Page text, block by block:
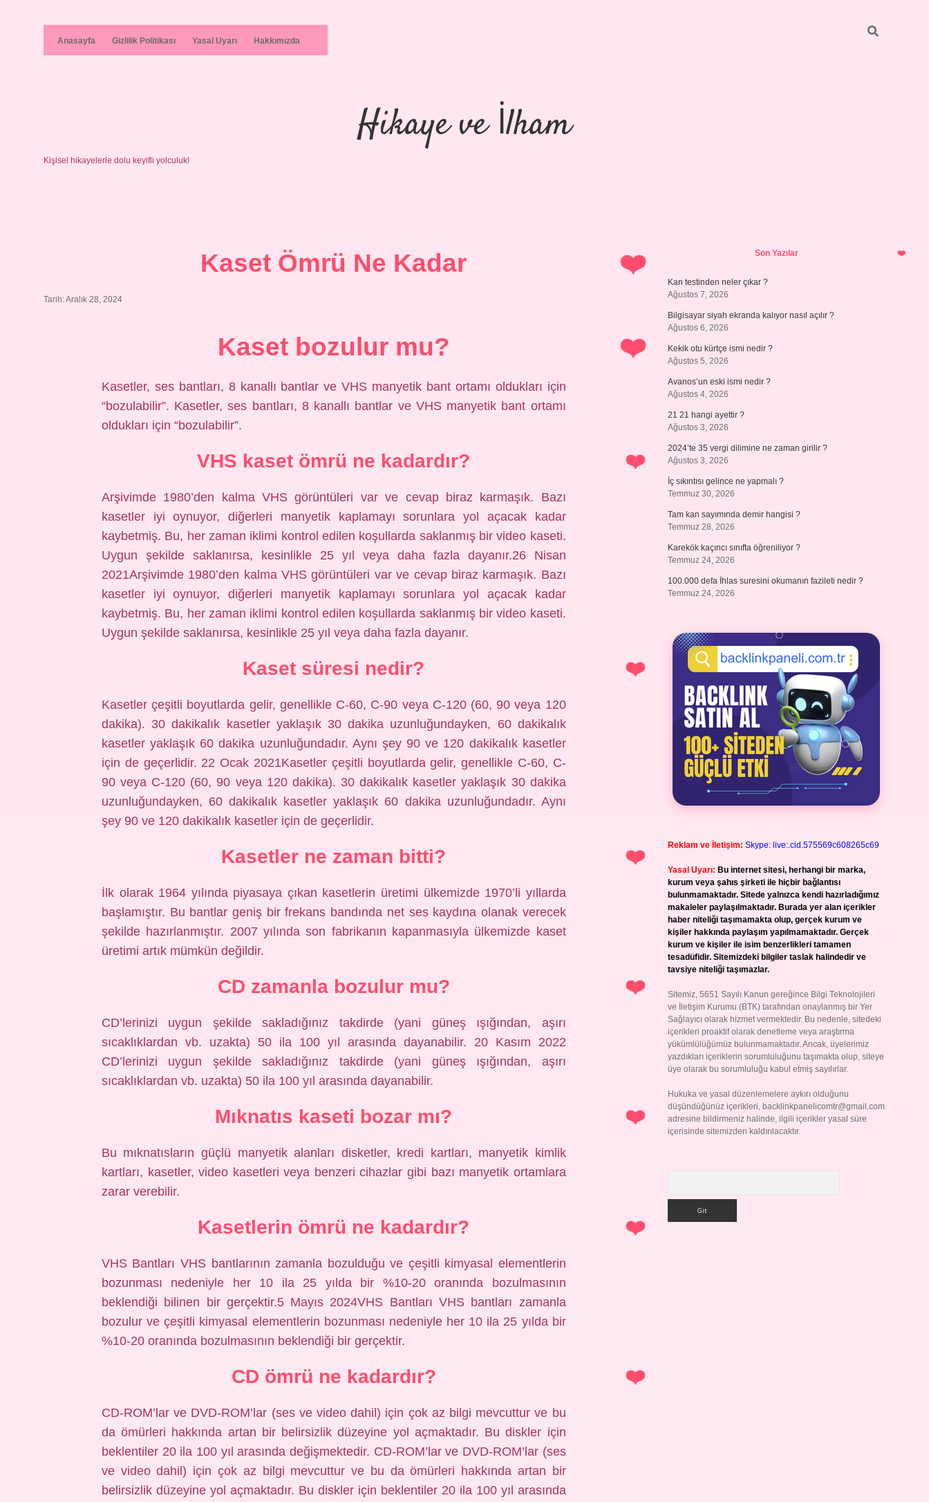
Anasayfa Gizlilik Politikası Yasal Uyarı Hakkımızda
Hikaye ve İlham
Kişisel hikayelerle dolu keyifli yolculuk!
Kaset Ömrü Ne Kadar
Tarih: Aralık 28, 2024
Kaset bozulur mu?
Kasetler, ses bantları, 8 kanallı bantlar ve VHS manyetik bant ortamı oldukları için
“bozulabilir”. Kasetler, ses bantları, 8 kanallı bantlar ve VHS manyetik bant ortamı
oldukları için “bozulabilir”.
VHS kaset ömrü ne kadardır?
Arşivimde 1980’den kalma VHS görüntüleri var ve cevap biraz karmaşık. Bazı
kasetler iyi oynuyor, diğerleri manyetik kaplamayı sorunlara yol açacak kadar
kaybetmiş. Bu, her zaman iklimi kontrol edilen koşullarda saklanmış bir video kaseti.
Uygun şekilde saklanırsa, kesinlikle 25 yıl veya daha fazla dayanır.26 Nisan
2021Arşivimde 1980’den kalma VHS görüntüleri var ve cevap biraz karmaşık. Bazı
kasetler iyi oynuyor, diğerleri manyetik kaplamayı sorunlara yol açacak kadar
kaybetmiş. Bu, her zaman iklimi kontrol edilen koşullarda saklanmış bir video kaseti.
Uygun şekilde saklanırsa, kesinlikle 25 yıl veya daha fazla dayanır.
Kaset süresi nedir?
Kasetler çeşitli boyutlarda gelir, genellikle C-60, C-90 veya C-120 (60, 90 veya 120
dakika). 30 dakikalık kasetler yaklaşık 30 dakika uzunluğundayken, 60 dakikalık
kasetler yaklaşık 60 dakika uzunluğundadır. Aynı şey 90 ve 120 dakikalık kasetler
için de geçerlidir. 22 Ocak 2021Kasetler çeşitli boyutlarda gelir, genellikle C-60, C-
90 veya C-120 (60, 90 veya 120 dakika). 30 dakikalık kasetler yaklaşık 30 dakika
uzunluğundayken, 60 dakikalık kasetler yaklaşık 60 dakika uzunluğundadır. Aynı
şey 90 ve 120 dakikalık kasetler için de geçerlidir.
Kasetler ne zaman bitti?
İlk olarak 1964 yılında piyasaya çıkan kasetlerin üretimi ülkemizde 1970’li yıllarda
başlamıştır. Bu bantlar geniş bir frekans bandında net ses kaydına olanak verecek
şekilde hazırlanmıştır. 2007 yılında son fabrikanın kapanmasıyla ülkemizde kaset
üretimi artık mümkün değildir.
CD zamanla bozulur mu?
CD’lerinizi uygun şekilde sakladığınız takdirde (yani güneş ışığından, aşırı
sıcaklıklardan vb. uzakta) 50 ila 100 yıl arasında dayanabilir. 20 Kasım 2022
CD’lerinizi uygun şekilde sakladığınız takdirde (yani güneş ışığından, aşırı
sıcaklıklardan vb. uzakta) 50 ila 100 yıl arasında dayanabilir.
Mıknatıs kaseti bozar mı?
Bu mıknatısların güçlü manyetik alanları disketler, kredi kartları, manyetik kimlik
kartları, kasetler, video kasetleri veya benzeri cihazlar gibi bazı manyetik ortamlara
zarar verebilir.
Kasetlerin ömrü ne kadardır?
VHS Bantları VHS bantlarının zamanla bozulduğu ve çeşitli kimyasal elementlerin
bozunması nedeniyle her 10 ila 25 yılda bir %10-20 oranında bozulmasının
beklendiği bilinen bir gerçektir.5 Mayıs 2024VHS Bantları VHS bantları zamanla
bozulur ve çeşitli kimyasal elementlerin bozunması nedeniyle her 10 ila 25 yılda bir
%10-20 oranında bozulmasının beklendiği bir gerçektir.
CD ömrü ne kadardır?
CD-ROM’lar ve DVD-ROM’lar (ses ve video dahil) için çok az bilgi mevcuttur ve bu
da ömürleri hakkında artan bir belirsizlik düzeyine yol açmaktadır. Bu diskler için
beklentiler 20 ila 100 yıl arasında değişmektedir. CD-ROM’lar ve DVD-ROM’lar (ses
ve video dahil) için çok az bilgi mevcuttur ve bu da ömürleri hakkında artan bir
belirsizlik düzeyine yol açmaktadır. Bu diskler için beklentiler 20 ila 100 yıl arasında
SidebarSon Yazılar
Kan testinden neler çıkar ?
Ağustos 7, 2026
Bilgisayar siyah ekranda kalıyor nasıl açılır ?
Ağustos 6, 2026
Kekik otu kürtçe ismi nedir ?
Ağustos 5, 2026
Avanos’un eski ismi nedir ?
Ağustos 4, 2026
21 21 hangi ayettir ?
Ağustos 3, 2026
2024’te 35 vergi dilimine ne zaman girilir ?
Ağustos 3, 2026
İç sıkıntısı gelince ne yapmalı ?
Temmuz 30, 2026
Tam kan sayımında demir hangisi ?
Temmuz 28, 2026
Karekök kaçıncı sınıfta öğreniliyor ?
Temmuz 24, 2026
100.000 defa İhlas suresini okumanın fazileti nedir ?
Temmuz 24, 2026
Reklam ve İletişim: Skype: live:.cid.575569c608265c69
Yasal Uyarı: Bu internet sitesi, herhangi bir marka,
kurum veya şahıs şirketi ile hiçbir bağlantısı
bulunmamaktadır. Sitede yalnızca kendi hazırladığımız
makaleler paylaşılmaktadır. Burada yer alan içerikler
haber niteliği taşımamakta olup, gerçek kurum ve
kişiler hakkında paylaşım yapılmamaktadır. Gerçek
kurum ve kişiler ile isim benzerlikleri tamamen
tesadüfidir. Sitemizdeki bilgiler taslak halindedir ve
tavsiye niteliği taşımazlar.
Sitemiz, 5651 Sayılı Kanun gereğince Bilgi Teknolojileri
ve İletişim Kurumu (BTK) tarafından onaylanmış bir Yer
Sağlayıcı olarak hizmet vermektedir. Bu nedenle, sitedeki
içerikleri proaktif olarak denetleme veya araştırma
yükümlülüğümüz bulunmamaktadır. Ancak, üyelerimiz
yazdıkları içeriklerin sorumluluğunu taşımakta olup, siteye
üye olarak bu sorumluluğu kabul etmiş sayılırlar.
Hukuka ve yasal düzenlemelere aykırı olduğunu
düşündüğünüz içerikleri, backlinkpanelicomtr@gmail.com
adresine bildirmeniz halinde, ilgili içerikler yasal süre
içerisinde sitemizden kaldırılacaktır.